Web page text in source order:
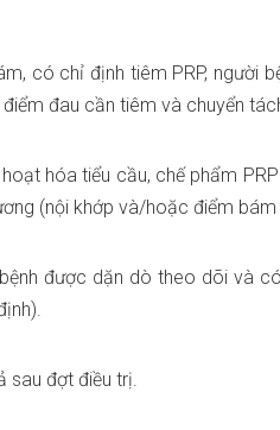
có chỉ định tiêm PRP, người
đau cần tiêm và chuyển
hóa tiểu cầu, chế phẩm
(nội khớp và/hoặc điểm
được dặn dò theo dõi và
sau đợt điều trị.